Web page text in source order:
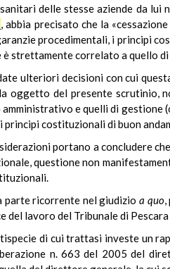
delle stesse aziende da lui
, abbia precisato che la
procedimentali, i principi
strettamente correlato a quello di
ulteriori decisioni con cui
oggetto del presente scrutinio,
e quelli di gestione
principi costituzionali di buon
portano a concludere
questione non
ricorrente nel giudizio a quo,
lavoro del Tribunale di
di cui trattasi investe un
n. 663 del 2005 del